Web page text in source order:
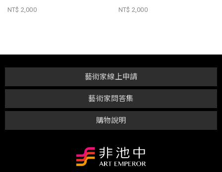
NT$ 2,000 NT$ 2,000
購物說明
藝術家問答集
藝術家線上申請